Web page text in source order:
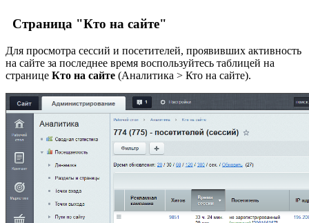
Страница "Кто на сайте"
Для просмотра сессий и посетителей, проявивших активность
на сайте за последнее время воспользуйтесь таблицей на
странице Кто на сайте (Аналитика > Кто на сайте).